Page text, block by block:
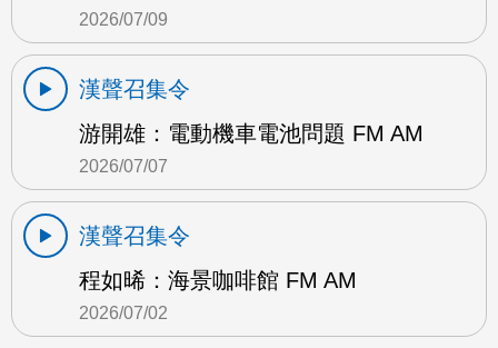
2026/07/09
漢聲召集令
游開雄：電動機車電池問題 FM AM
2026/07/07
漢聲召集令
程如晞：海景咖啡館 FM AM
2026/07/02